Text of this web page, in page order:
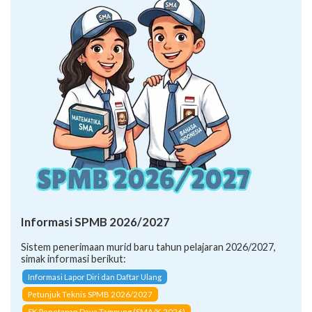
Informasi SPMB 2026/2027
Sistem penerimaan murid baru tahun pelajaran 2026/2027,
simak informasi berikut:
Informasi Lapor Diri dan Daftar Ulang
Petunjuk Teknis SPMB 2026/2027